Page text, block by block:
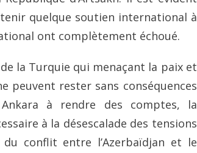
quelque soutien international à
ont complètement échoué.
la Turquie qui menaçant la paix et
peuvent rester sans conséquences
à rendre des comptes, la
à la désescalade des tensions
conflit entre l’Azerbaïdjan et le